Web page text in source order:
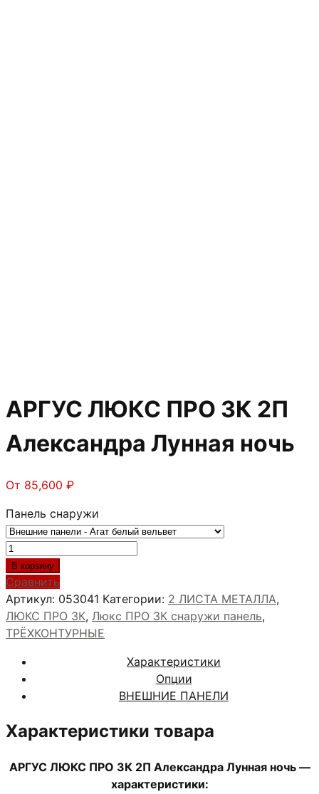
АРГУС ЛЮКС ПРО 3К 2П
Александра Лунная ночь
От 85,600 ₽
Панель снаружи
Количество
товара
АРГУС
ЛЮКС
ПРО
3К
Александра
Лунная
ночь
В корзину
Сравнить
Артикул: 053041 Категории: 2 ЛИСТА МЕТАЛЛА,
ЛЮКС ПРО 3К, Люкс ПРО 3К снаружи панель,
ТРЁХКОНТУРНЫЕ
Характеристики
Опции
ВНЕШНИЕ ПАНЕЛИ
Характеристики товара
АРГУС ЛЮКС ПРО 3К 2П Александра Лунная ночь —
характеристики: